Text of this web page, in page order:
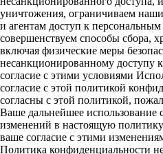
уничтожения, ограничиваем
и агентам доступ к
совершенствуем способы сбора,
включая физические меры
несанкционированному доступу
согласие с этими условиями
согласие с этой политикой
согласны с этой политикой,
Ваше дальнейшее использование
изменений в настоящую политику
ваше согласие с этими
Политика конфиденциальности